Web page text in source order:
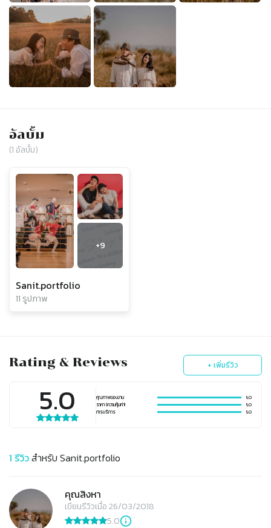
อัลบั้ม
(1 อัลบั้ม)
+9
Sanit.portfolio
11 รูปภาพ
Rating & Reviews + เพิ่มรีวิว
5.0 คุณภาพของงาน
5.0
ราคา (ความคุ้มค่า)
5.0
การบริการ
5.0
1 รีวิวสำหรับ Sanit.portfolio
คุณสิงหา
เขียนรีวิวเมื่อ 26/03/2018
5.0